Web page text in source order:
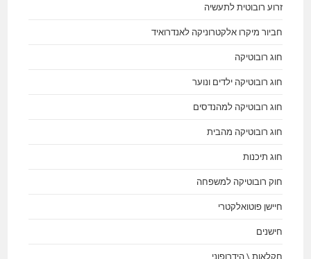
זרוע רובוטית לתעשיה
חביור מיקרו אלקטרוניקה לאנדרואיד
חוג רובוטיקה
חוג רובוטיקה ילדים ונוער
חוג רובוטיקה למהנדסים
חוג רובוטיקה מהבית
חוג תיכנות
חוק רובוטיקה למשפחה
חיישן פוטואלקטרי
חישנים
חקלאות \ הידרופוני